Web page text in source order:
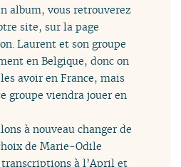
album, vous retrouverez
site, sur la page
Laurent et son groupe
en Belgique, donc on
avoir en France, mais
groupe viendra jouer en
à nouveau changer de
de Marie-Odile
à l’April et